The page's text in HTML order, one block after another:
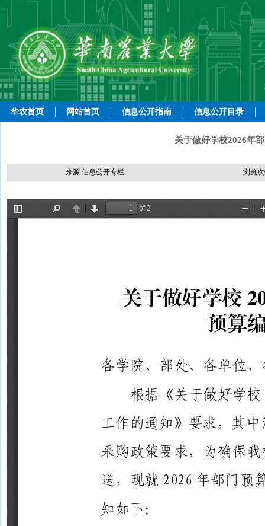
华农首页 网站首页 信息公开指南 信息公开目录
关于做好学校2026年
来源:信息公开专栏 浏览